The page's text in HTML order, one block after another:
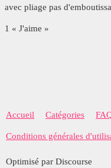
avec pliage pas
1 « J'aime »
Accueil Catégories
Conditions générales
Optimisé par Discourse